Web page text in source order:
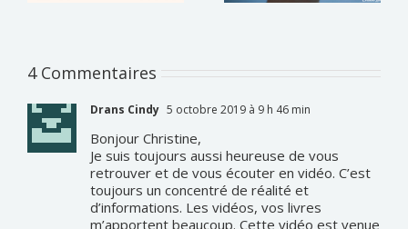
4 Commentaires
Drans Cindy 5 octobre 2019 à 9 h 46 min
Bonjour Christine,
Je suis toujours aussi heureuse de vous
retrouver et de vous écouter en vidéo. C’est
toujours un concentré de réalité et
d’informations. Les vidéos, vos livres
m’apportent beaucoup. Cette vidéo est venue